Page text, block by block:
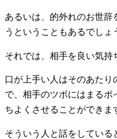
あるいは、的外れのお世辞
うということもあるでしょ
それでは、相手を良い気持
口が上手い人はそのあた
で、相手のツボにはまる
ちよくさせることができま
そういう人と話をしてい